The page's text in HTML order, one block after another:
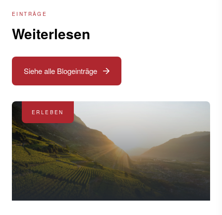
EINTRÄGE
Weiterlesen
Siehe alle Blogeinträge
ERLEBEN